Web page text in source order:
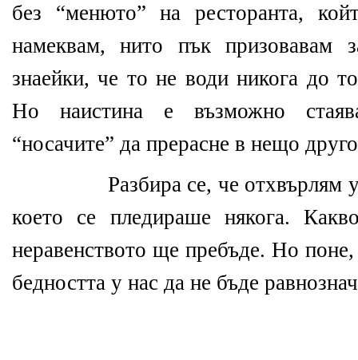
без “менюто” на ресторанта,
намеквам, нито пък призовавам
знаейки, че то не води никога до
Но наистина е възможно
“носачите” да прерасне в нещо
Разбира се, че отхвърлям
което се пледираше някога.
неравенството ще пребъде. Но поне,
бедността у нас да не бъде